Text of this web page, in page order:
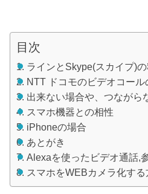
目次
ラインとSkype(スカイプ)
NTT ドコモのビデオコール
出来ない場合や、つながら
スマホ機器との相性
iPhoneの場合
あとがき
Alexaを使ったビデオ通話,
スマホをWEBカメラ化する